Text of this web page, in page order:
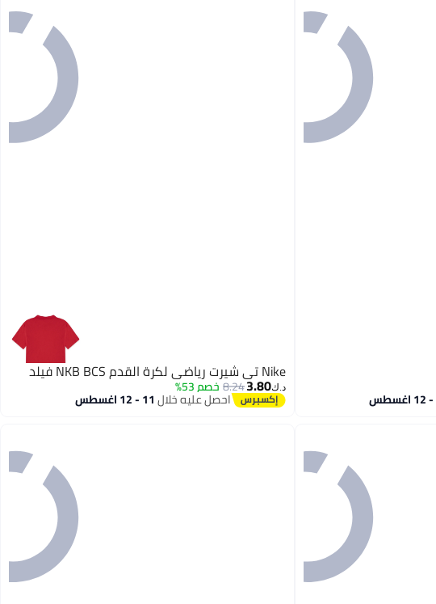
Nike تي شيرت رياضي لكرة القدم NKB BCS فيلد
د.ك‏3.80
8.24خصم 53%
احصل عليه خلال11 - 12 اغسطس